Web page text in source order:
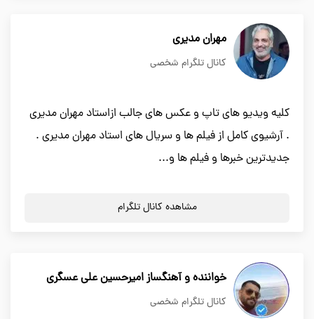
مهران مدیری
کانال تلگرام شخصی
کلیه ویدیو های تاپ و عکس های جالب ازاستاد مهران مدیری
. آرشیوی کامل از فیلم ها و سریال های استاد مهران مدیری .
جدیدترین خبرها و فیلم ها و...
مشاهده کانال تلگرام
خواننده و آهنگساز امیرحسین علی عسگری
کانال تلگرام شخصی